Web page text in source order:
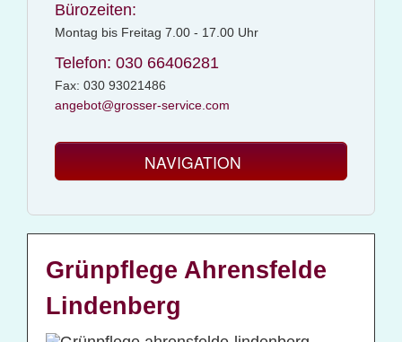
Bürozeiten:
Montag bis Freitag 7.00 - 17.00 Uhr
Telefon: 030 66406281
Fax: 030 93021486
angebot@grosser-service.com
NAVIGATION
Baucontainerreinigung
Baureinigung
Grünpflege Ahrensfelde
Lindenberg